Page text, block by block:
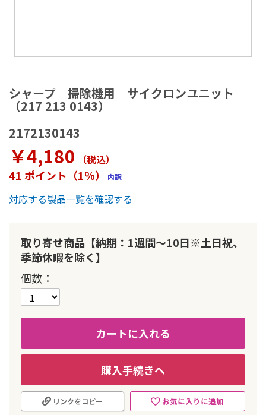
シャープ 掃除機用 サイクロンユニット
（217 213 0143）
2172130143
￥4,180 （税込）
41 ポイント（1％） 内訳
対応する製品一覧を確認する
取り寄せ商品【納期：1週間～10日※土日祝、
季節休暇を除く】
個数
カートに入れる
購入手続きへ
お気に入りに追加
リンクをコピー
メ
ー
ジ
ャ
リ
ー
の
最
初
動
す
る